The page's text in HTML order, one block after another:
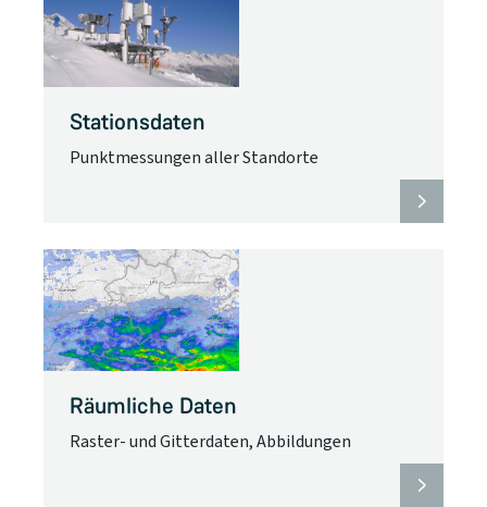
Stationsdaten
Punktmessungen aller Standorte
Räumliche Daten
Raster- und Gitterdaten, Abbildungen